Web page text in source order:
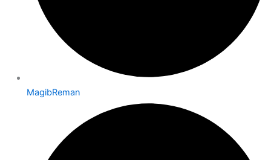
MagibReman